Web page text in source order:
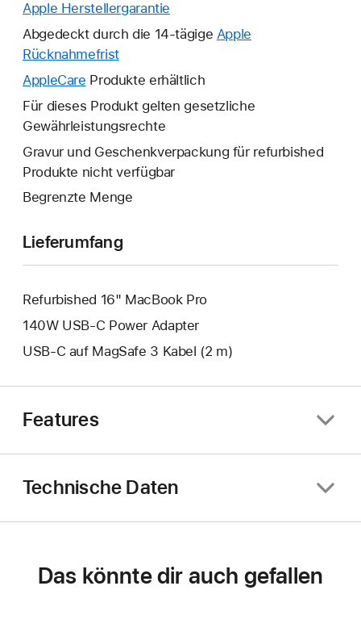
Apple Herstellergarantie
neues
geöffnet.
Abgedeckt durch die 14-tägige Apple
RücknahmefristEin
neues
wird
geöffnet.
AppleCare Ein
neues
Fenster
geöffnet.
Produkte erhältlich
Für dieses Produkt gelten gesetzliche
Gewährleistungsrechte
Gravur und Geschenkverpackung für refurbished
Produkte nicht verfügbar
Begrenzte Menge
Lieferumfang
Refurbished 16" MacBook Pro
140W USB‑C Power Adapter
USB‑C auf MagSafe 3 Kabel (2 m)
Features
Technische Daten
Das könnte dir auch gefallen